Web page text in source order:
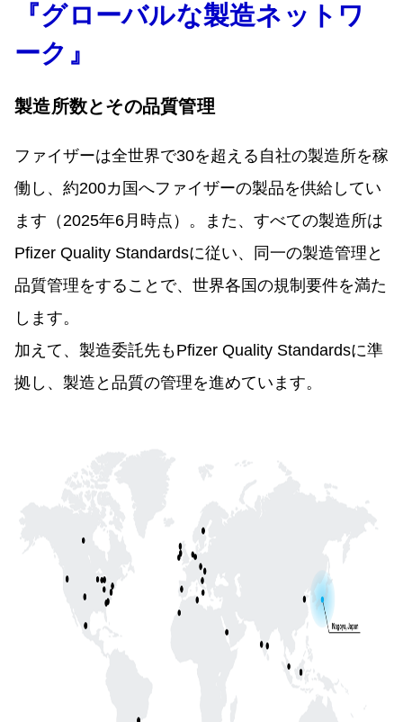
『グローバルな製造ネットワ
ーク』
製造所数とその品質管理
ファイザーは全世界で30を超える自社の製造所を稼
働し、約200カ国へファイザーの製品を供給してい
ます（2025年6月時点）。また、すべての製造所は
Pfizer Quality Standardsに従い、同一の製造管理と
品質管理をすることで、世界各国の規制要件を満た
します。
加えて、製造委託先もPfizer Quality Standardsに準
拠し、製造と品質の管理を進めています。